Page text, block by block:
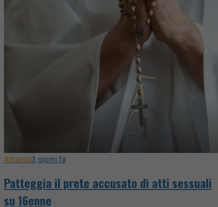
Attualità3 giorni fa
Patteggia il prete accusato di atti sessuali
su 16enne